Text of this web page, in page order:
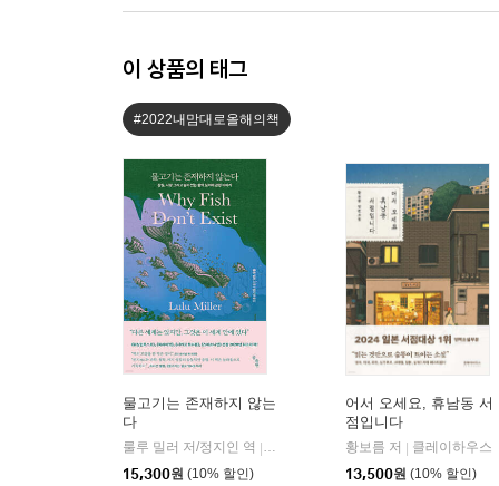
이 상품의 태그
#2022내맘대로올해의책
물고기는 존재하지 않는
다
룰루 밀러 저/정지인 역
곰출판
15,300원 (10% 할인)
어서 오세요, 휴남동 서
점입니다
황보름 저
클레이하우스
13,500원 (10% 할인)